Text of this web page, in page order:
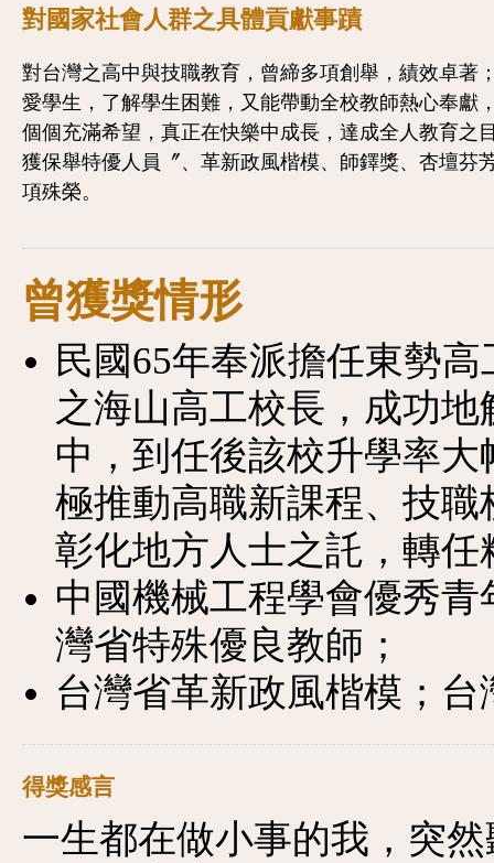
對國家社會人群之具體貢獻事蹟
對台灣之高中與技職教育，曾締多項創舉，績效卓著
愛學生，了解學生困難，又能帶動全校教師熱心奉獻
個個充滿希望，真正在快樂中成長，達成全人教育之
獲保舉特優人員〞、革新政風楷模、師鐸獎、杏壇芬
項殊榮。
曾獲獎情形
民國65年奉派擔任東勢
之海山高工校長，成功
中，到任後該校升學率
極推動高職新課程、技
彰化地方人士之託，轉任
中國機械工程學會優秀
灣省特殊優良教師；
台灣省革新政風楷模；
得獎感言
一生都在做小事的我，突